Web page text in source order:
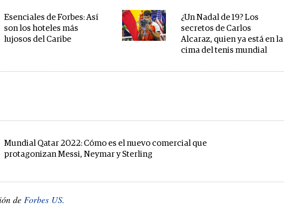
Esenciales de Forbes: Así
son los hoteles más
lujosos del Caribe
¿Un Nadal de 19? Los
secretos de Carlos
Alcaraz, quien ya está en la
cima del tenis mundial
Mundial Qatar 2022: Cómo es el nuevo comercial que
protagonizan Messi, Neymar y Sterling
de Forbes US.